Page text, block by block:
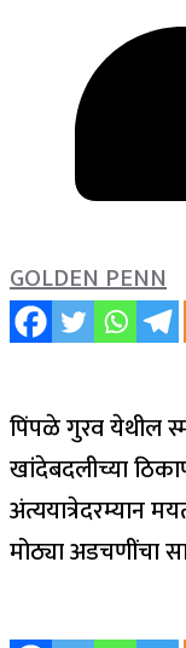
GOLDEN PENN
पिंपळे गुरव येथील
खांदेबदलीच्या
अंत्ययात्रेदरम्यान
मोठ्या अडचणींचा